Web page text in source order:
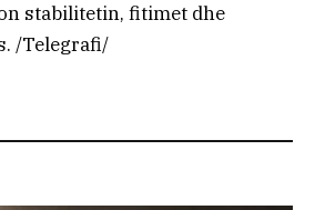
stabilitetin, fitimet dhe
/Telegrafi/